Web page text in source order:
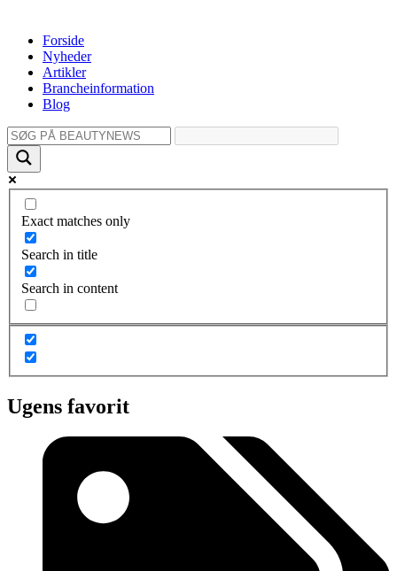
Forside
Nyheder
Artikler
Brancheinformation
Blog
Exact matches only
Search in title
Search in content
Ugens favorit